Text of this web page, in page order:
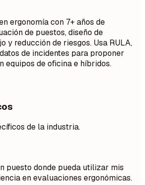
ergonomía con 7+ años de
de puestos, diseño de
y reducción de riesgos. Usa RULA,
de incidentes para proponer
equipos de oficina e híbridos.
de la industria.
puesto donde pueda utilizar mis
en evaluaciones ergonómicas.